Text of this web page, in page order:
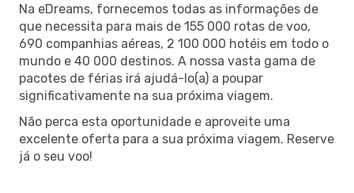
Na eDreams, fornecemos todas as informações de
que necessita para mais de 155 000 rotas de voo,
690 companhias aéreas, 2 100 000 hotéis em todo o
mundo e 40 000 destinos. A nossa vasta gama de
pacotes de férias irá ajudá-lo(a) a poupar
significativamente na sua próxima viagem.
Não perca esta oportunidade e aproveite uma
excelente oferta para a sua próxima viagem. Reserve
já o seu voo!